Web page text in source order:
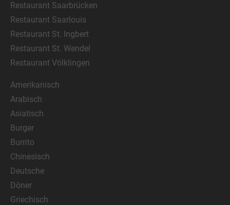
Restaurant Saarbrücken
Restaurant Saarlouis
Restaurant St. Ingbert
Restaurant St. Wendel
Restaurant Völklingen
Amerikanisch
Arabisch
Asiatisch
Burger
Burrito
Chinesisch
Deutsche
Döner
Griechisch